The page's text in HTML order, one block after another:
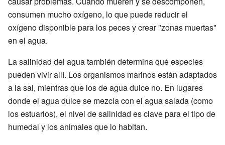
consumen mucho oxígeno, lo que puede reducir el
oxígeno disponible para los peces y crear "zonas muertas"
en el agua.
La salinidad del agua también determina qué especies
pueden vivir allí. Los organismos marinos están adaptados
a la sal, mientras que los de agua dulce no. En lugares
donde el agua dulce se mezcla con el agua salada (como
los estuarios), el nivel de salinidad es clave para el tipo de
humedal y los animales que lo habitan.